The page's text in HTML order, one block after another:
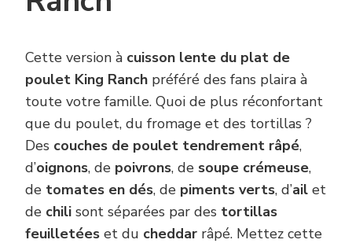
Cette version à cuisson lente du plat de
poulet King Ranch préféré des fans plaira à
toute votre famille. Quoi de plus réconfortant
que du poulet, du fromage et des tortillas ?
Des couches de poulet tendrement râpé,
d’oignons, de poivrons, de soupe crémeuse,
de tomates en dés, de piments verts, d’ail et
de chili sont séparées par des tortillas
feuilletées et du cheddar râpé. Mettez cette